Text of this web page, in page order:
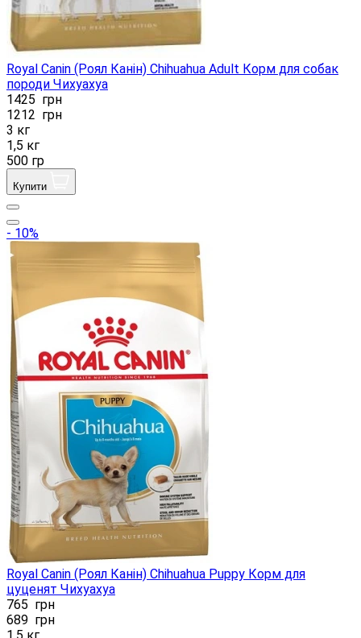
Royal Canin (Роял Канін) Chihuahua Adult Корм ​​для собак
породи Чихуахуа
1425 грн
1212 грн
3 кг
1,5 кг
500 гр
Купити
- 10%
Royal Canin (Роял Канін) Chihuahua Puppy Корм ​​для
цуценят Чихуахуа
765 грн
689 грн